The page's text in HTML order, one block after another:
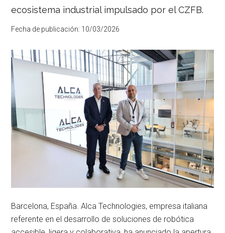
ciudad
DFactory
Barcelona
su
superficie
hasta
60.000
m²
generará
más
de
6.000
empleos,
consolidando
ciudad
referente
mundial
de
ecosistema industrial impulsado por el CZFB.
Fecha de publicación: 10/03/2026
Barcelona, España. Alca Technologies, empresa italiana
referente en el desarrollo de soluciones de robótica